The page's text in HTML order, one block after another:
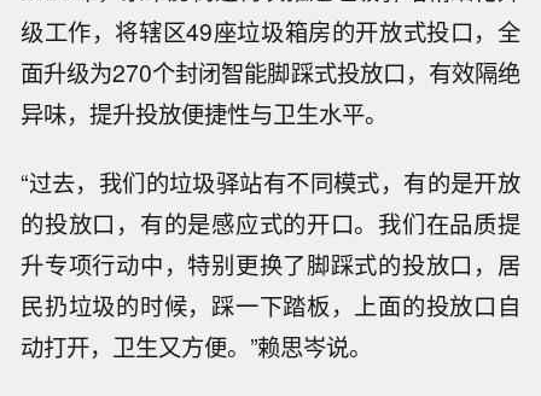
级工作，将辖区49座垃圾箱房的开放式投口，全
面升级为270个封闭智能脚踩式投放口，有效隔绝
异味，提升投放便捷性与卫生水平。
“过去，我们的垃圾驿站有不同模式，有的是开放
的投放口，有的是感应式的开口。我们在品质提
升专项行动中，特别更换了脚踩式的投放口，居
民扔垃圾的时候，踩一下踏板，上面的投放口自
动打开，卫生又方便。”赖思岑说。